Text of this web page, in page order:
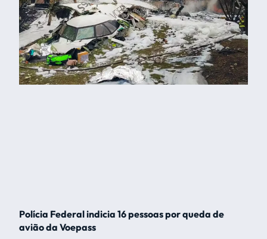
Polícia Federal indicia 16 pessoas por queda de
avião da Voepass